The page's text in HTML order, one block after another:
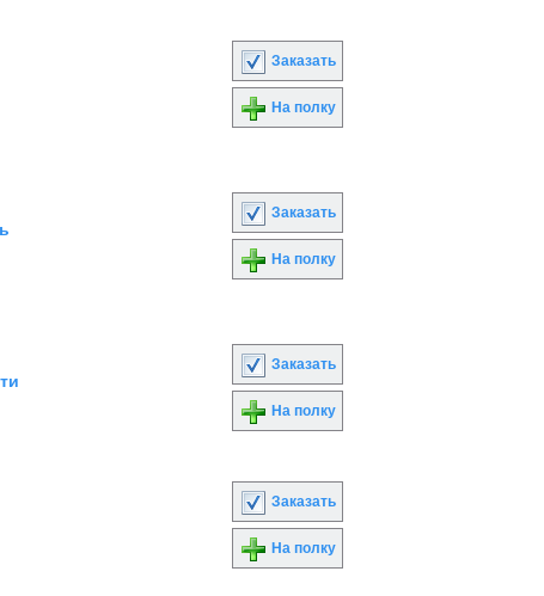
Заказать
На полку
Заказать
На полку
Заказать
На полку
Заказать
На полку